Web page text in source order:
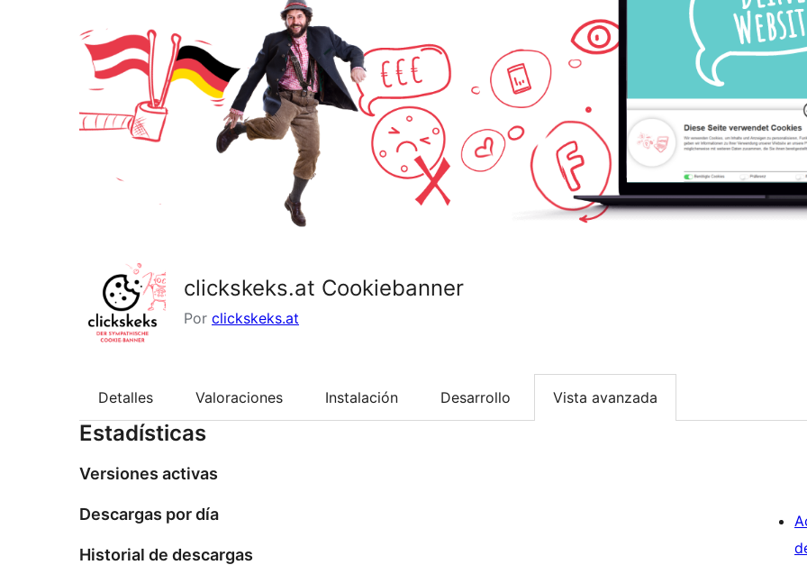
clickskeks.at Cookiebanner
Por clickskeks.at
Detalles Valoraciones Instalación Desarrollo Vista avanzada
Estadísticas
Versiones activas
Descargas por día
Historial de descargas